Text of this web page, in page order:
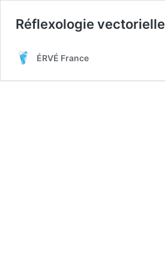
Réflexologie vectorielle
ÉRVÉ France